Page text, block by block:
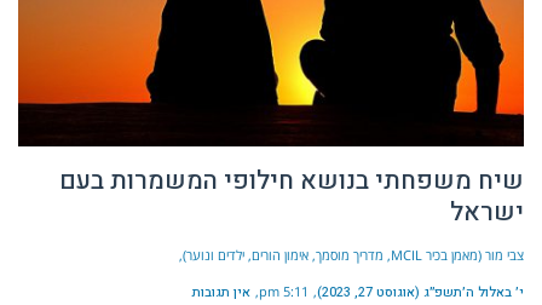
שיח משפחתי בנושא חילופי המשמרות בעם
ישראל
צבי מור (מאמן בכיר MCIL, מדריך מוסמך, אימון הורים, ילדים ונוער)
י׳ באלול ה׳תשפ״ג (אוגוסט 27, 2023) 5:11 pm אין תגובות